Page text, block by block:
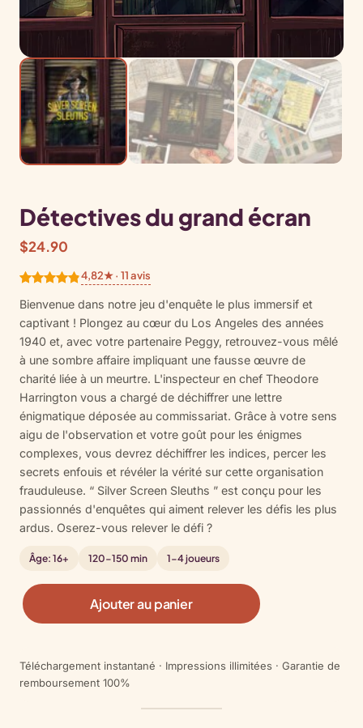
Détectives du grand écran
$24.90
basé sur
notations
4,82★ · 11 avis
Bienvenue dans notre jeu d'enquête le plus immersif et
captivant ! Plongez au cœur du Los Angeles des années
1940 et, avec votre partenaire Peggy, retrouvez-vous mêlé
à une sombre affaire impliquant une fausse œuvre de
charité liée à un meurtre. L'inspecteur en chef Theodore
Harrington vous a chargé de déchiffrer une lettre
énigmatique déposée au commissariat. Grâce à votre sens
aigu de l'observation et votre goût pour les énigmes
complexes, vous devrez déchiffrer les indices, percer les
secrets enfouis et révéler la vérité sur cette organisation
frauduleuse. “ Silver Screen Sleuths ” est conçu pour les
passionnés d'enquêtes qui aiment relever les défis les plus
ardus. Oserez-vous relever le défi ?
Âge: 16+ 120-150 min 1-4 joueurs
q
u
t
i
Ajouter au panier
Téléchargement instantané · Impressions illimitées · Garantie de
remboursement 100%